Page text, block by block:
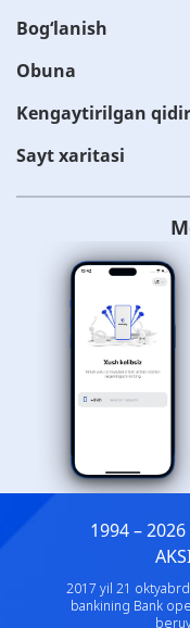
Bog‘lanish
Obuna
Kengaytirilgan
Sayt xaritasi
1994 – 2026
2017 yil 21
bankining Bank